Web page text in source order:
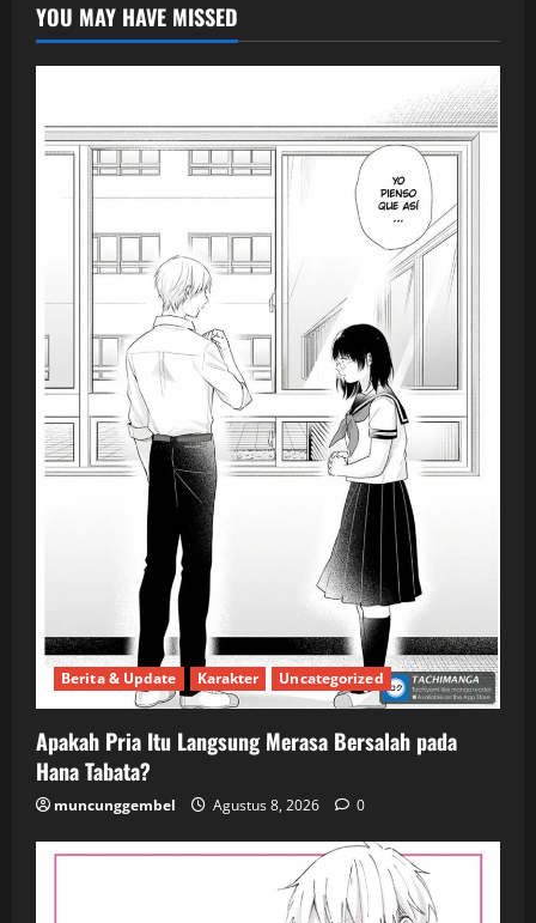
YOU MAY HAVE MISSED
Berita & Update Karakter Uncategorized
Apakah Pria Itu Langsung Merasa Bersalah pada
Hana Tabata?
muncunggembel Agustus 8, 2026 0